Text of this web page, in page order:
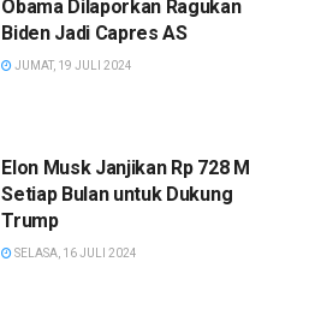
Obama Dilaporkan Ragukan
Biden Jadi Capres AS
JUMAT, 19 JULI 2024
Elon Musk Janjikan Rp 728 M
Setiap Bulan untuk Dukung
Trump
SELASA, 16 JULI 2024